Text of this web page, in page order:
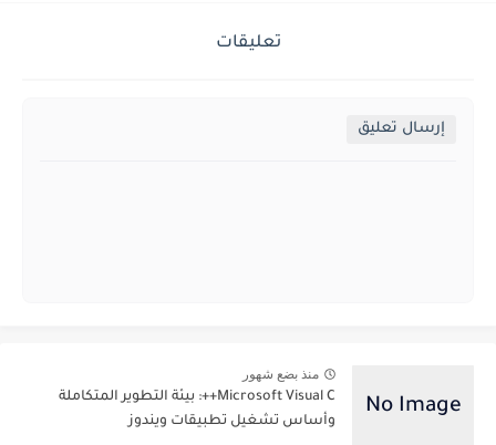
تعليقات
إرسال تعليق
منذ بضع شهور
Microsoft Visual C++: بيئة التطوير المتكاملة
وأساس تشغيل تطبيقات ويندوز